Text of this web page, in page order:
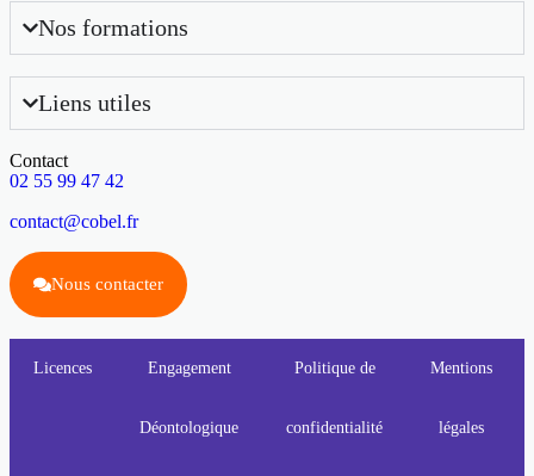
Nos formations
Liens utiles
Contact
02 55 99 47 42
contact@cobel.fr
Nous contacter
Licences Engagement
Déontologique
Politique de
confidentialité
Mentions
légales